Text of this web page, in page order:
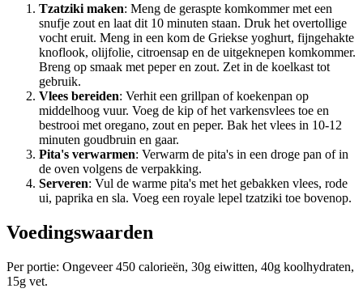
Tzatziki maken: Meng de geraspte komkommer met een
snufje zout en laat dit 10 minuten staan. Druk het overtollige
vocht eruit. Meng in een kom de Griekse yoghurt, fijngehakte
knoflook, olijfolie, citroensap en de uitgeknepen komkommer.
Breng op smaak met peper en zout. Zet in de koelkast tot
gebruik.
Vlees bereiden: Verhit een grillpan of koekenpan op
middelhoog vuur. Voeg de kip of het varkensvlees toe en
bestrooi met oregano, zout en peper. Bak het vlees in 10-12
minuten goudbruin en gaar.
Pita's verwarmen: Verwarm de pita's in een droge pan of in
de oven volgens de verpakking.
Serveren: Vul de warme pita's met het gebakken vlees, rode
ui, paprika en sla. Voeg een royale lepel tzatziki toe bovenop.
Voedingswaarden
Per portie: Ongeveer 450 calorieën, 30g eiwitten, 40g koolhydraten,
15g vet.